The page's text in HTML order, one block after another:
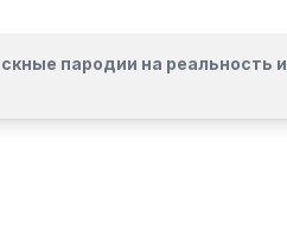
пародии на реальность и